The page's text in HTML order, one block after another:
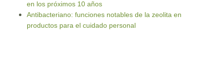
en los próximos 10 años
Antibacteriano: funciones notables de la zeolita en
productos para el cuidado personal